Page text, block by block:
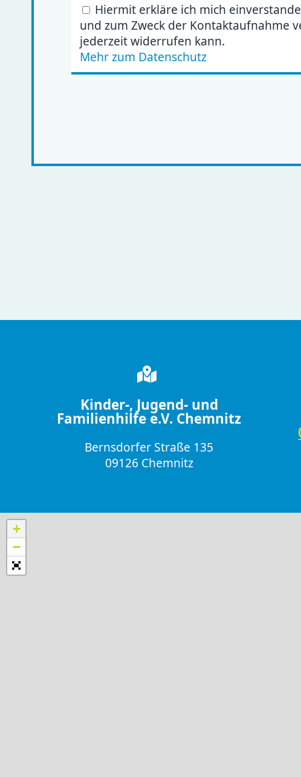
Hiermit erkläre ich mich
und zum Zweck der Kontaktaufnahme
jederzeit widerrufen kann.
Mehr zum Datenschutz
Kinder-, Jugend- und
Familienhilfe e.V. Chemnitz
Bernsdorfer Straße 135
09126 Chemnitz
+
−